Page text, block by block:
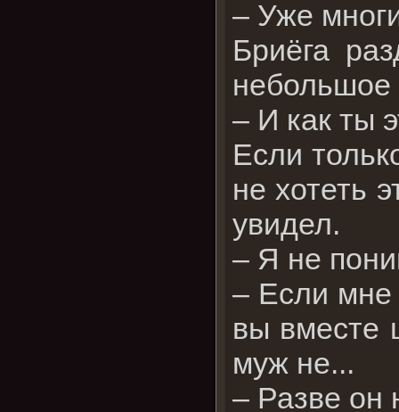
– Уже
Бриёга
– И как ты
Если
не хотеть
увидел.
– Я не
– Если мне
вы вместе
муж не...
– Разве он